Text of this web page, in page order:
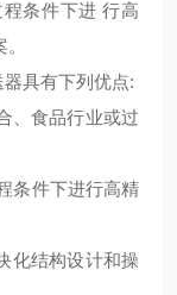
条件下进 行高
具有下列优点:
、食品行业或过
条件下进行高精
化结构设计和操